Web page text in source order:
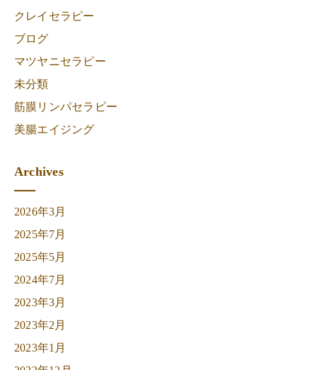
クレイセラピー
ブログ
マツヤニセラピー
未分類
筋膜リンパセラピー
美腸エイジング
Archives
2026年3月
2025年7月
2025年5月
2024年7月
2023年3月
2023年2月
2023年1月